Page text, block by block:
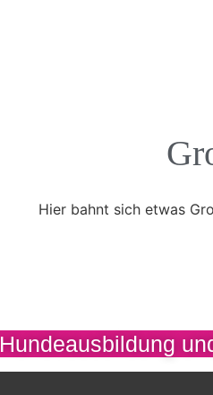
Hier bahnt sich etwas
Hundeausbildung